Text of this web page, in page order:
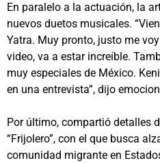
En paralelo a la actuación, la
nuevos duetos musicales.
Yatra. Muy pronto, justo me
video, va a estar increíble.
muy especiales de México.
en una entrevista”, dijo
Por último, compartió detalles
“Frijolero”, con el que busca
comunidad migrante en